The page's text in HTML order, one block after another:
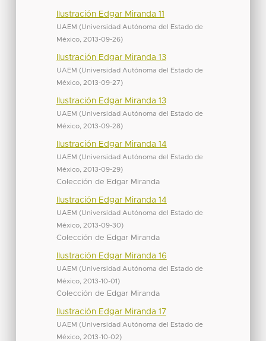
Ilustración Edgar Miranda 11
UAEM (Universidad Autónoma del Estado de
México, 2013-09-26)
Ilustración Edgar Miranda 13
UAEM (Universidad Autónoma del Estado de
México, 2013-09-27)
Ilustración Edgar Miranda 13
UAEM (Universidad Autónoma del Estado de
México, 2013-09-28)
Ilustración Edgar Miranda 14
UAEM (Universidad Autónoma del Estado de
México, 2013-09-29)
Colección de Edgar Miranda
Ilustración Edgar Miranda 14
UAEM (Universidad Autónoma del Estado de
México, 2013-09-30)
Colección de Edgar Miranda
Ilustración Edgar Miranda 16
UAEM (Universidad Autónoma del Estado de
México, 2013-10-01)
Colección de Edgar Miranda
Ilustración Edgar Miranda 17
UAEM (Universidad Autónoma del Estado de
México, 2013-10-02)